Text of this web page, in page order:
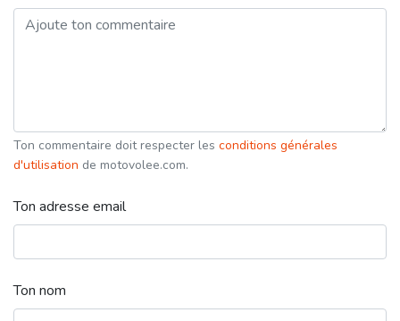
Ton commentaire doit respecter les conditions générales
d'utilisation de motovolee.com.
Ton adresse email
Ton nom